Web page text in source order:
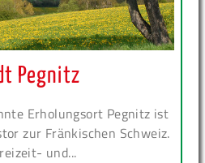
Pegnitz
Erholungsort Pegnitz ist
zur Fränkischen Schweiz.
und...